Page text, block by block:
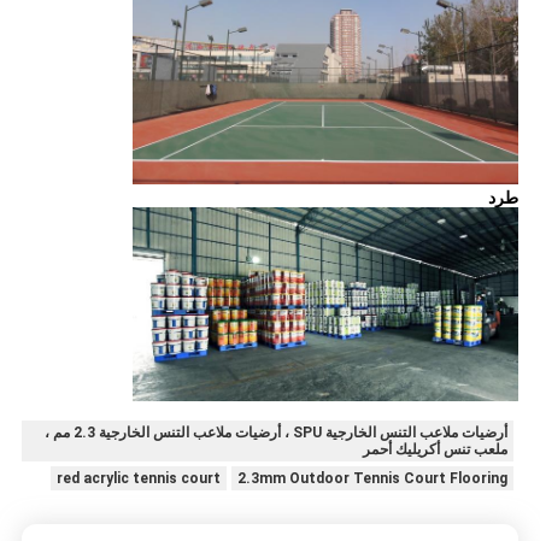
طرد
أرضيات ملاعب التنس الخارجية SPU ، أرضيات ملاعب التنس الخارجية 2.3 مم ،
ملعب تنس أكريليك أحمر
2.3mm Outdoor Tennis Court Flooring
red acrylic tennis court